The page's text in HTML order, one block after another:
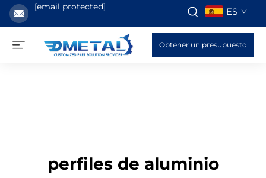
[email protected] ES
Obtener un presupuesto
perfiles de aluminio